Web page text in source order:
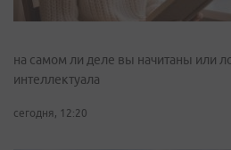
на самом ли деле вы начитаны или
интеллектуала
сегодня, 12:20